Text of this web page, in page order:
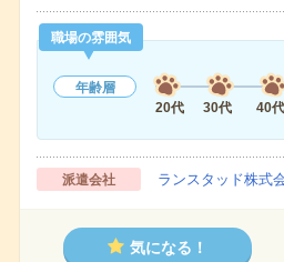
職場の雰囲気
年齢層
20代
30代 40代
派遣会社 ランスタッド株式
気になる！